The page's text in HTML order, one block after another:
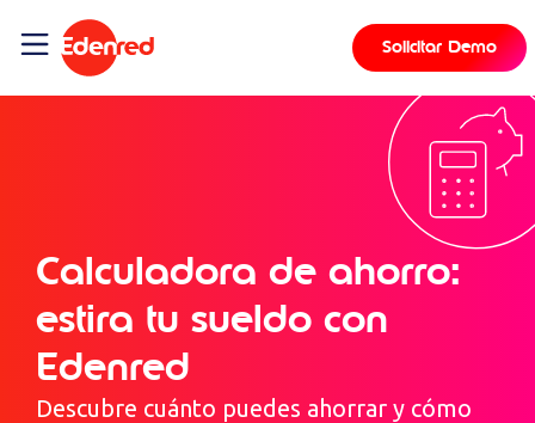
contenido
Solicitar Demo
Calculadora de ahorro:
estira tu sueldo con
Edenred
Descubre cuánto puedes ahorrar y cómo